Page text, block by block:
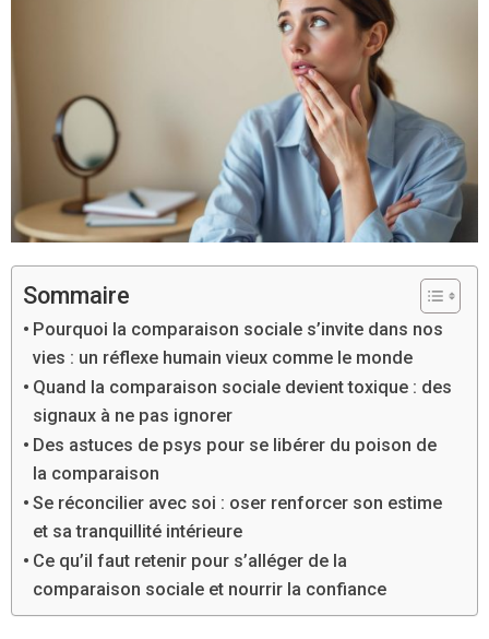
Sommaire
Pourquoi la comparaison sociale s’invite dans nos
vies : un réflexe humain vieux comme le monde
Quand la comparaison sociale devient toxique : des
signaux à ne pas ignorer
Des astuces de psys pour se libérer du poison de
la comparaison
Se réconcilier avec soi : oser renforcer son estime
et sa tranquillité intérieure
Ce qu’il faut retenir pour s’alléger de la
comparaison sociale et nourrir la confiance